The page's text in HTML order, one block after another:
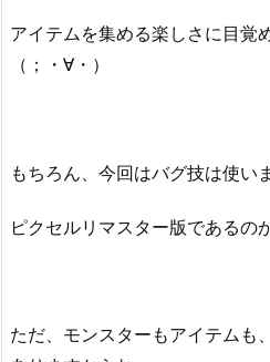
アイテムを集める楽しさに目覚
（；・∀・）
もちろん、今回はバグ技は使い
ピクセルリマスター版であるの
ただ、モンスターもアイテムも